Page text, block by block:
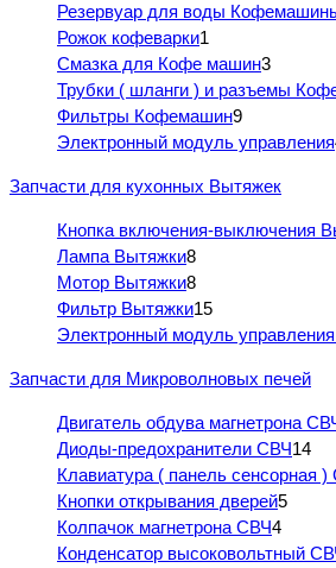
Резервуар для воды
Рожок кофеварки1
Смазка для Кофе машин3
Трубки ( шланги ) и разъемы
Фильтры Кофемашин9
Электронный модуль управления
Запчасти для кухонных Вытяжек
Кнопка включения-выключения
Лампа Вытяжки8
Мотор Вытяжки8
Фильтр Вытяжки15
Электронный модуль
Запчасти для Микроволновых печей
Двигатель обдува магнетрона
Диоды-предохранители СВЧ14
Клавиатура ( панель сенсорная
Кнопки открывания дверей5
Колпачок магнетрона СВЧ4
Конденсатор высоковольтный